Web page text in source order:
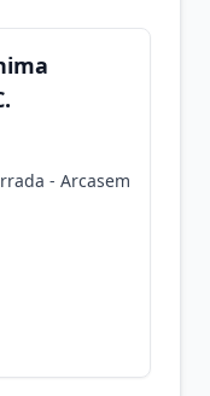
- Arcasem